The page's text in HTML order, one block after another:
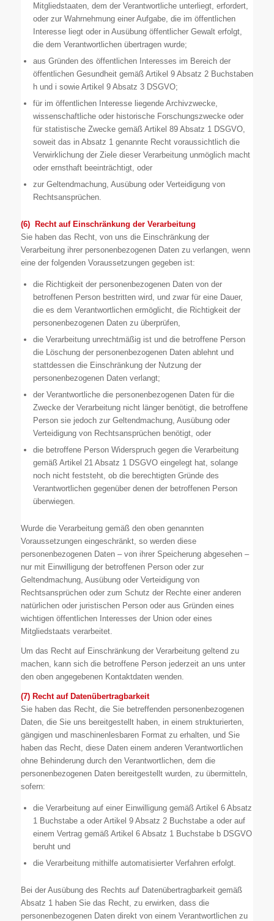
Mitgliedstaaten, dem der Verantwortliche unterliegt, erfordert,
oder zur Wahrnehmung einer Aufgabe, die im öffentlichen
Interesse liegt oder in Ausübung öffentlicher Gewalt erfolgt,
die dem Verantwortlichen übertragen wurde;
aus Gründen des öffentlichen Interesses im Bereich der
öffentlichen Gesundheit gemäß Artikel 9 Absatz 2 Buchstaben
h und i sowie Artikel 9 Absatz 3 DSGVO;
für im öffentlichen Interesse liegende Archivzwecke,
wissenschaftliche oder historische Forschungszwecke oder
für statistische Zwecke gemäß Artikel 89 Absatz 1 DSGVO,
soweit das in Absatz 1 genannte Recht voraussichtlich die
Verwirklichung der Ziele dieser Verarbeitung unmöglich macht
oder ernsthaft beeinträchtigt, oder
zur Geltendmachung, Ausübung oder Verteidigung von
Rechtsansprüchen.
(6) Recht auf Einschränkung der Verarbeitung
Sie haben das Recht, von uns die Einschränkung der
Verarbeitung ihrer personenbezogenen Daten zu verlangen, wenn
eine der folgenden Voraussetzungen gegeben ist:
die Richtigkeit der personenbezogenen Daten von der
betroffenen Person bestritten wird, und zwar für eine Dauer,
die es dem Verantwortlichen ermöglicht, die Richtigkeit der
personenbezogenen Daten zu überprüfen,
die Verarbeitung unrechtmäßig ist und die betroffene Person
die Löschung der personenbezogenen Daten ablehnt und
stattdessen die Einschränkung der Nutzung der
personenbezogenen Daten verlangt;
der Verantwortliche die personenbezogenen Daten für die
Zwecke der Verarbeitung nicht länger benötigt, die betroffene
Person sie jedoch zur Geltendmachung, Ausübung oder
Verteidigung von Rechtsansprüchen benötigt, oder
die betroffene Person Widerspruch gegen die Verarbeitung
gemäß Artikel 21 Absatz 1 DSGVO eingelegt hat, solange
noch nicht feststeht, ob die berechtigten Gründe des
Verantwortlichen gegenüber denen der betroffenen Person
überwiegen.
Wurde die Verarbeitung gemäß den oben genannten
Voraussetzungen eingeschränkt, so werden diese
personenbezogenen Daten – von ihrer Speicherung abgesehen –
nur mit Einwilligung der betroffenen Person oder zur
Geltendmachung, Ausübung oder Verteidigung von
Rechtsansprüchen oder zum Schutz der Rechte einer anderen
natürlichen oder juristischen Person oder aus Gründen eines
wichtigen öffentlichen Interesses der Union oder eines
Mitgliedstaats verarbeitet.
Um das Recht auf Einschränkung der Verarbeitung geltend zu
machen, kann sich die betroffene Person jederzeit an uns unter
den oben angegebenen Kontaktdaten wenden.
(7) Recht auf Datenübertragbarkeit
Sie haben das Recht, die Sie betreffenden personenbezogenen
Daten, die Sie uns bereitgestellt haben, in einem strukturierten,
gängigen und maschinenlesbaren Format zu erhalten, und Sie
haben das Recht, diese Daten einem anderen Verantwortlichen
ohne Behinderung durch den Verantwortlichen, dem die
personenbezogenen Daten bereitgestellt wurden, zu übermitteln,
sofern:
die Verarbeitung auf einer Einwilligung gemäß Artikel 6 Absatz
1 Buchstabe a oder Artikel 9 Absatz 2 Buchstabe a oder auf
einem Vertrag gemäß Artikel 6 Absatz 1 Buchstabe b DSGVO
beruht und
die Verarbeitung mithilfe automatisierter Verfahren erfolgt.
Bei der Ausübung des Rechts auf Datenübertragbarkeit gemäß
Absatz 1 haben Sie das Recht, zu erwirken, dass die
personenbezogenen Daten direkt von einem Verantwortlichen zu